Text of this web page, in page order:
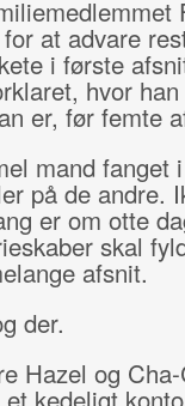
at advare
i første
hvor
er, før femte
mand fanget
på de andre.
er om otte
skal
afsnit.
der.
Hazel og